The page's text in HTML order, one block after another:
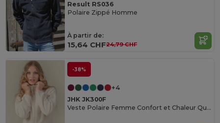
Result RS036
Polaire Zippé Homme
À partir de:
15,64 CHF24,79 CHF
-38%
+4
JHK JK300F
Veste Polaire Femme Confort et Chaleur Quotidienne